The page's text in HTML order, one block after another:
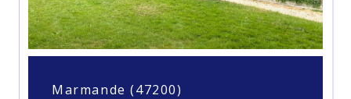
Marmande (47200)